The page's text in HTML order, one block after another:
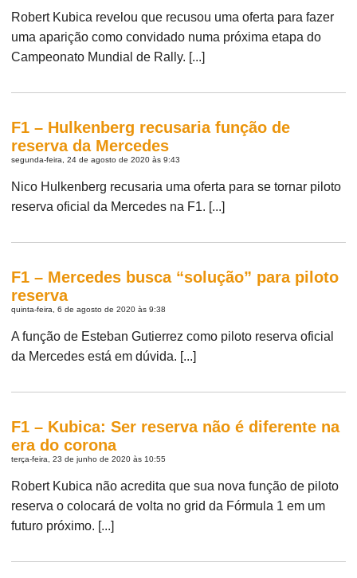
Robert Kubica revelou que recusou uma oferta para fazer
uma aparição como convidado numa próxima etapa do
Campeonato Mundial de Rally. [...]
F1 – Hulkenberg recusaria função de
reserva da Mercedes
segunda-feira, 24 de agosto de 2020 às 9:43
Nico Hulkenberg recusaria uma oferta para se tornar piloto
reserva oficial da Mercedes na F1. [...]
F1 – Mercedes busca “solução” para piloto
reserva
quinta-feira, 6 de agosto de 2020 às 9:38
A função de Esteban Gutierrez como piloto reserva oficial
da Mercedes está em dúvida. [...]
F1 – Kubica: Ser reserva não é diferente na
era do corona
terça-feira, 23 de junho de 2020 às 10:55
Robert Kubica não acredita que sua nova função de piloto
reserva o colocará de volta no grid da Fórmula 1 em um
futuro próximo. [...]